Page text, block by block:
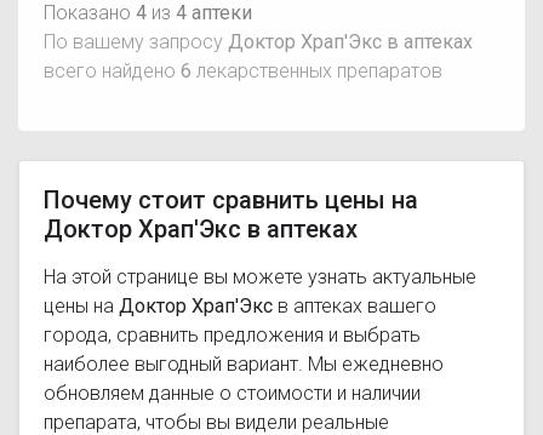
Показано 4 из 4 аптеки
По вашему запросу Доктор Храп'Экс в аптеках
всего найдено 6 лекарственных препаратов
Почему стоит сравнить цены на
Доктор Храп'Экс в аптеках
На этой странице вы можете узнать актуальные
цены на Доктор Храп'Экс в аптеках вашего
города, сравнить предложения и выбрать
наиболее выгодный вариант. Мы ежедневно
обновляем данные о стоимости и наличии
препарата, чтобы вы видели реальные